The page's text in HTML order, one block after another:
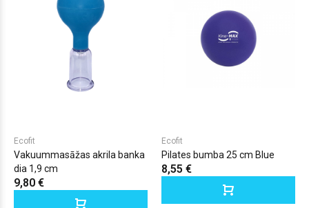
Ecofit
Vakuummasāžas akrila banka
dia 1,9 cm
9,80 €
Ecofit
Pilates bumba 25 cm Blue
8,55 €